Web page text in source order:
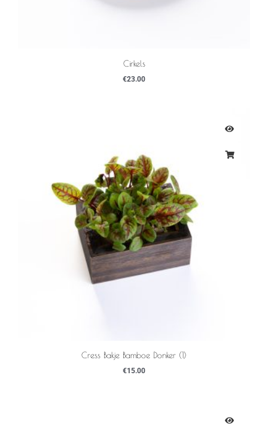
Cirkels
€23.00
Cress Bakje Bamboe Donker (1)
€15.00